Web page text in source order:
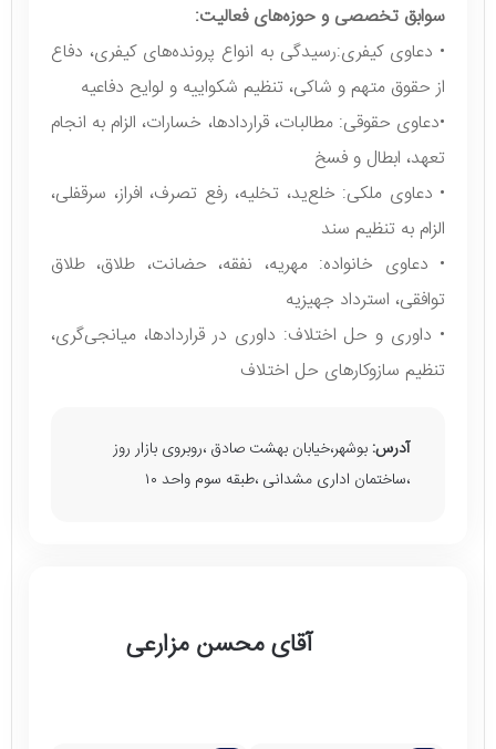
سوابق تخصصی و حوزه‌های فعالیت:
• دعاوی کیفری:رسیدگی به انواع پرونده‌های کیفری، دفاع
از حقوق متهم و شاکی، تنظیم شکواییه و لوایح دفاعیه
•دعاوی حقوقی: مطالبات، قراردادها، خسارات، الزام به انجام
تعهد، ابطال و فسخ
• دعاوی ملکی: خلع‌ید، تخلیه، رفع تصرف، افراز، سرقفلی،
الزام به تنظیم سند
• دعاوی خانواده: مهریه، نفقه، حضانت، طلاق، طلاق
توافقی، استرداد جهیزیه
• داوری و حل اختلاف: داوری در قراردادها، میانجی‌گری،
تنظیم سازوکارهای حل اختلاف
آدرس: بوشهر،خیابان بهشت صادق ،روبروی بازار روز
،ساختمان اداری مشدانی ،طبقه سوم واحد ۱۰
آقای محسن مزارعی